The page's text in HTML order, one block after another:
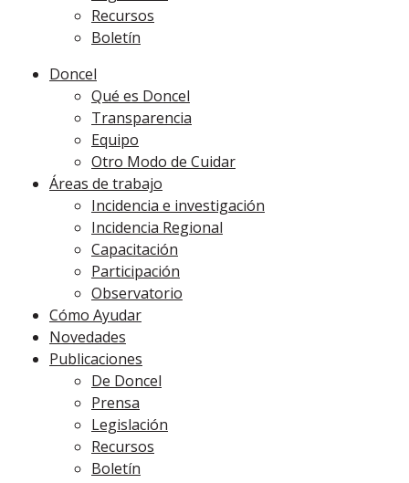
Recursos
Boletín
Doncel
Qué es Doncel
Transparencia
Equipo
Otro Modo de Cuidar
Áreas de trabajo
Incidencia e investigación
Incidencia Regional
Capacitación
Participación
Observatorio
Cómo Ayudar
Novedades
Publicaciones
De Doncel
Prensa
Legislación
Recursos
Boletín